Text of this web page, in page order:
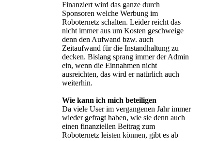
Finanziert wird das ganze durch
Sponsoren welche Werbung im
Roboternetz schalten. Leider reicht das
nicht immer aus um Kosten geschweige
denn den Aufwand bzw. auch
Zeitaufwand für die Instandhaltung zu
decken. Bislang sprang immer der Admin
ein, wenn die Einnahmen nicht
ausreichten, das wird er natürlich auch
weiterhin.
Wie kann ich mich beteiligen
Da viele User im vergangenen Jahr immer
wieder gefragt haben, wie sie denn auch
einen finanziellen Beitrag zum
Roboternetz leisten können, gibt es ab